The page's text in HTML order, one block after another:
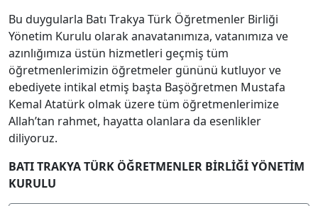
Bu duygularla Batı Trakya Türk Öğretmenler Birliği
Yönetim Kurulu olarak anavatanımıza, vatanımıza ve
azınlığımıza üstün hizmetleri geçmiş tüm
öğretmenlerimizin öğretmeler gününü kutluyor ve
ebediyete intikal etmiş başta Başöğretmen Mustafa
Kemal Atatürk olmak üzere tüm öğretmenlerimize
Allah’tan rahmet, hayatta olanlara da esenlikler
diliyoruz.
BATI TRAKYA TÜRK ÖĞRETMENLER BİRLİĞİ YÖNETİM
KURULU